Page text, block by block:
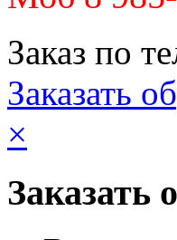
Заказ по
Заказать
×
Заказать